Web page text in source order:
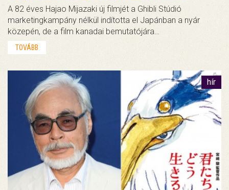
A 82 éves Hajao Mijazaki új filmjét a Ghibli Stúdió
marketingkampány nélkül indította el Japánban a nyár
közepén, de a film kanadai bemutatójára…
TOVÁBB
hír